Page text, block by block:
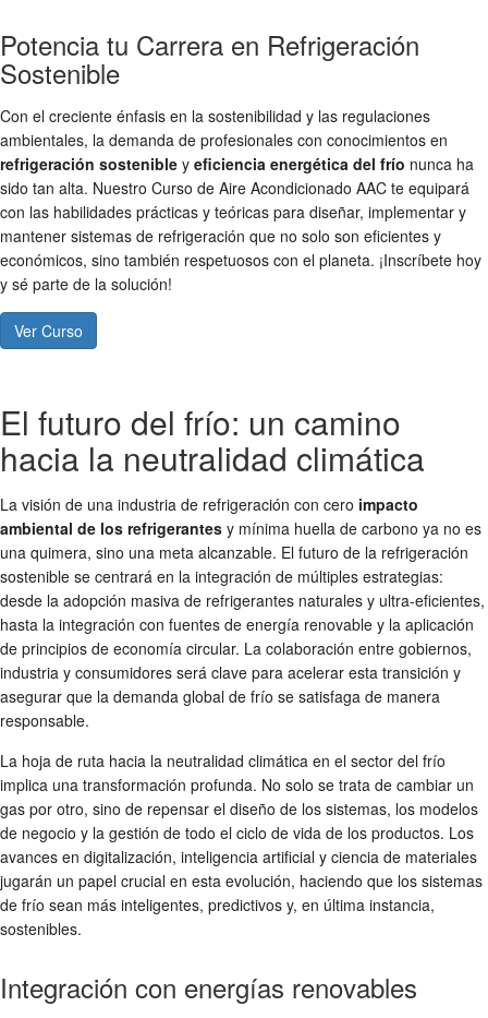
Potencia tu Carrera en Refrigeración
Sostenible
Con el creciente énfasis en la sostenibilidad y las regulaciones
ambientales, la demanda de profesionales con conocimientos en
refrigeración sostenible y eficiencia energética del frío nunca ha
sido tan alta. Nuestro Curso de Aire Acondicionado AAC te equipará
con las habilidades prácticas y teóricas para diseñar, implementar y
mantener sistemas de refrigeración que no solo son eficientes y
económicos, sino también respetuosos con el planeta. ¡Inscríbete hoy
y sé parte de la solución!
Ver Curso
El futuro del frío: un camino
hacia la neutralidad climática
La visión de una industria de refrigeración con cero impacto
ambiental de los refrigerantes y mínima huella de carbono ya no es
una quimera, sino una meta alcanzable. El futuro de la refrigeración
sostenible se centrará en la integración de múltiples estrategias:
desde la adopción masiva de refrigerantes naturales y ultra-eficientes,
hasta la integración con fuentes de energía renovable y la aplicación
de principios de economía circular. La colaboración entre gobiernos,
industria y consumidores será clave para acelerar esta transición y
asegurar que la demanda global de frío se satisfaga de manera
responsable.
La hoja de ruta hacia la neutralidad climática en el sector del frío
implica una transformación profunda. No solo se trata de cambiar un
gas por otro, sino de repensar el diseño de los sistemas, los modelos
de negocio y la gestión de todo el ciclo de vida de los productos. Los
avances en digitalización, inteligencia artificial y ciencia de materiales
jugarán un papel crucial en esta evolución, haciendo que los sistemas
de frío sean más inteligentes, predictivos y, en última instancia,
sostenibles.
Integración con energías renovables